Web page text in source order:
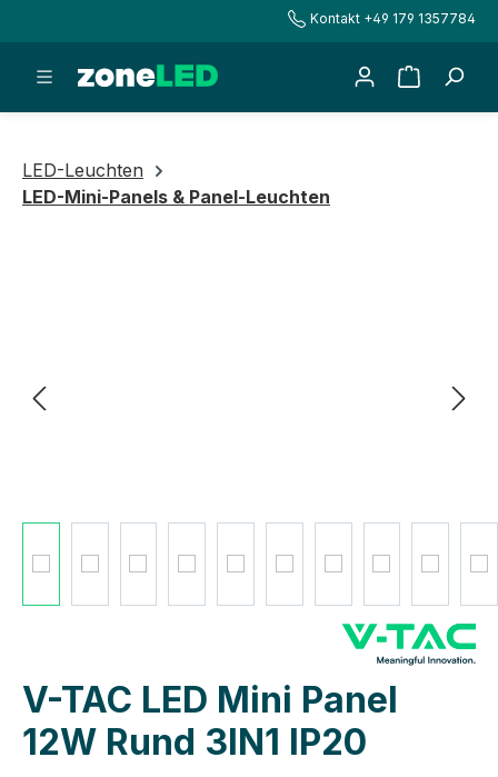
Kontakt +49 179 1357784
LED-Leuchten
LED-Mini-Panels & Panel-Leuchten
V-TAC LED Mini Panel
12W Rund 3IN1 IP20